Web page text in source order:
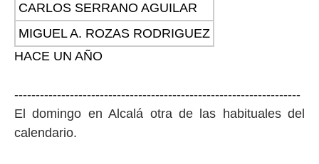
CARLOS SERRANO AGUILAR
MIGUEL A. ROZAS RODRIGUEZ
HACE UN AÑO
-------------------------------------------------------------------
El domingo en Alcalá otra de las habituales del
calendario.